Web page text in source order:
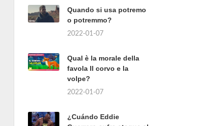
Quando si usa potremo
o potremmo?
2022-01-07
Qual è la morale della
favola Il corvo e la
volpe?
2022-01-07
¿Cuándo Eddie